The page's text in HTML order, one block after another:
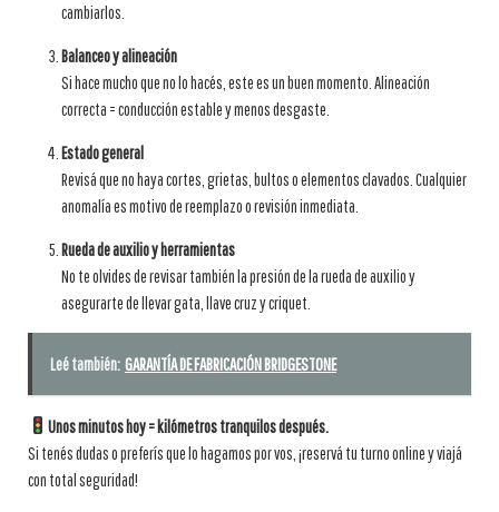
cambiarlos.
Balanceo y alineación
Si hace mucho que no lo hacés, este es un buen momento. Alineación
correcta = conducción estable y menos desgaste.
Estado general
Revisá que no haya cortes, grietas, bultos o elementos clavados. Cualquier
anomalía es motivo de reemplazo o revisión inmediata.
Rueda de auxilio y herramientas
No te olvides de revisar también la presión de la rueda de auxilio y
asegurarte de llevar gata, llave cruz y criquet.
Leé también: GARANTÍA DE FABRICACIÓN BRIDGESTONE
Unos minutos hoy = kilómetros tranquilos después.
Si tenés dudas o preferís que lo hagamos por vos, ¡reservá tu turno online y viajá
con total seguridad!